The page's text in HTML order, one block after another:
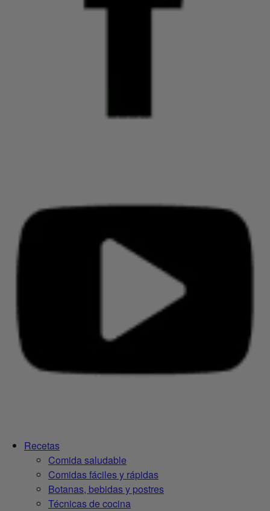
Recetas
Comida saludable
Comidas fáciles y rápidas
Botanas, bebidas y postres
Técnicas de cocina